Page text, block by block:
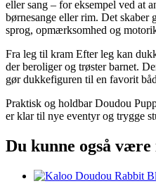
eller sang – for eksempel ved at
børnesange eller rim. Det
sprog, opmærksomhed og
Fra leg til kram Efter leg kan
der beroliger og trøster barnet.
gør dukkefiguren til en favorit
Praktisk og holdbar Doudou
er klar til nye eventyr og trygge
Du kunne også